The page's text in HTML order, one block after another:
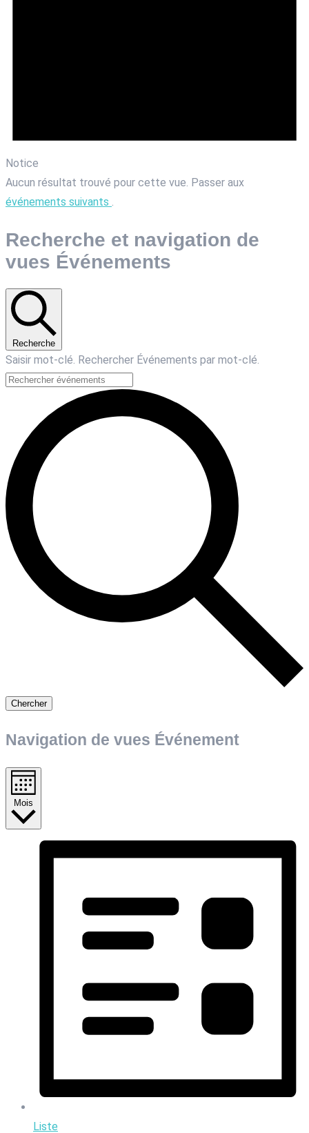
Notice
Aucun résultat trouvé pour cette vue. Passer aux
événements suivants .
Recherche et navigation de
vues Événements
Recherche
Saisir mot-clé. Rechercher Événements par mot-clé.
Chercher
Navigation de vues Événement
Mois
Liste